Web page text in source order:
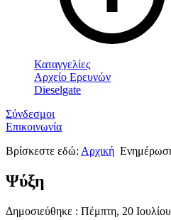
Καταγγελίες
Αρχείο Ερευνών
Dieselgate
Σύνδεσμοι
Επικοινωνία
Βρίσκεστε εδώ: Αρχική
Ψύξη
Δημοσιεύθηκε : Πέμπτη, 20